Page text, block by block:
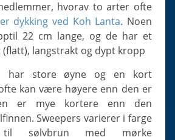
Sea Cucumbers
hvorav to arter ofte
dykking ved Koh Lanta. Noen
22 cm lange, og de har et
langstrakt og dypt kropp
kan være høyere enn den er
er mye kortere enn den
Sweepers varierer i farge
sølvbrun med mørke